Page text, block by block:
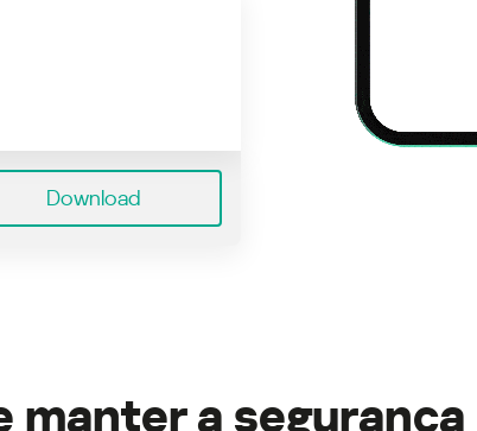
Download
manter a segurança